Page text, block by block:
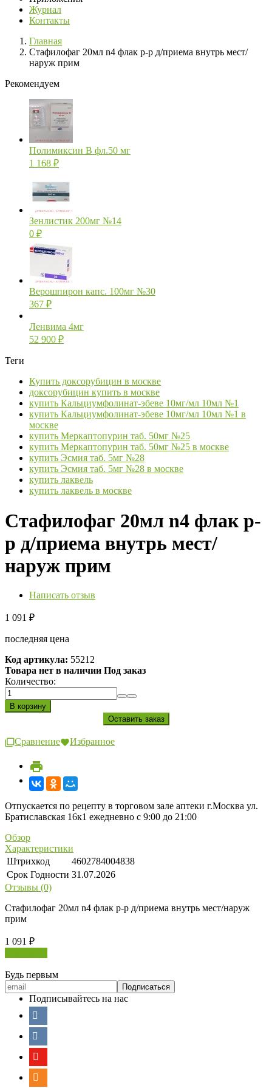
Журнал
Контакты
Главная
Стафилофаг 20мл n4 флак р-р д/приема внутрь мест/
наруж прим
Рекомендуем
Полимиксин В фл.50 мг
1 168 ₽
Зенлистик 200мг №14
0 ₽
Верошпирон капс. 100мг №30
367 ₽
Ленвима 4мг
52 900 ₽
Теги
Купить доксорубицин в москве
доксорубицин купить в москве
купить Кальциумфолинат-эбеве 10мг/мл 10мл №1
купить Кальциумфолинат-эбеве 10мг/мл 10мл №1 в
москве
купить Меркаптопурин таб. 50мг №25
купить Меркаптопурин таб. 50мг №25 в москве
купить Эсмия таб. 5мг №28
купить Эсмия таб. 5мг №28 в москве
купить лаквель
купить лаквель в москве
Стафилофаг 20мл n4 флак р-
р д/приема внутрь мест/
наруж прим
Написать отзыв
1 091 ₽
последняя цена
Код артикула: 55212
Товара нет в наличии Под заказ
Количество:
Сравнение Избранное
Отпускается по рецепту в торговом зале аптеки г.Москва ул.
Братиславская 16к1 ежедневно с 9:00 до 21:00
Обзор
Характеристики
Штрихкод
4602784004838
Срок Годности 31.07.2026
Отзывы (0)
Стафилофаг 20мл n4 флак р-р д/приема внутрь мест/наруж
прим
1 091 ₽
Будь первым
Подписывайтесь на нас